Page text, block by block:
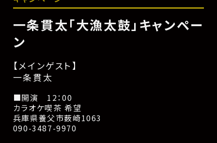
一条貫太「大漁太鼓」キャンペー
ン
【メインゲスト】
一条貫太
■開演 12：00
カラオケ喫茶 希望
兵庫県養父市薮崎1063
090-3487-9970